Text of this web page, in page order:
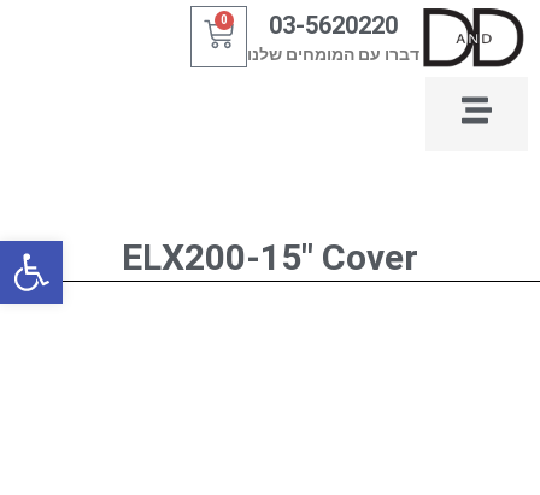
דילוג
לתוכן
03-5620220
דברו עם המומחים שלנו
0
עגלת
קניות
ELX200-15" Cover פתח